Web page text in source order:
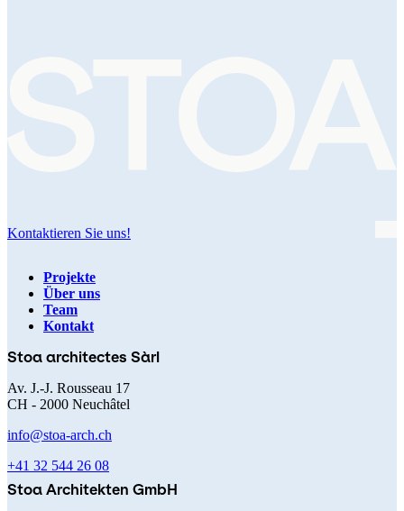
Kontaktieren Sie uns!
Navigation
principale
Projekte
Über uns
Team
Kontakt
Stoa architectes Sàrl
Av. J.-J. Rousseau 17
CH - 2000 Neuchâtel
info@stoa-arch.ch
+41 32 544 26 08
Stoa Architekten GmbH